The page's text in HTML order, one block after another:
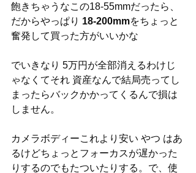
飽きちゃうなこの18-55mmだったら、
だからやっぱり 18-200mmをちょっと
奮発して買った方がいいかな
でいきなり 5万円が全部消えるわけじ
ゃなくてそれ 資産なんで結局売ってし
まったらバックかかってくるんで損は
しません。
カメラボディーこれより安い やつ はあ
るけどちょっとフォーカスが遅かった
りするのでもたついたりする。で、使